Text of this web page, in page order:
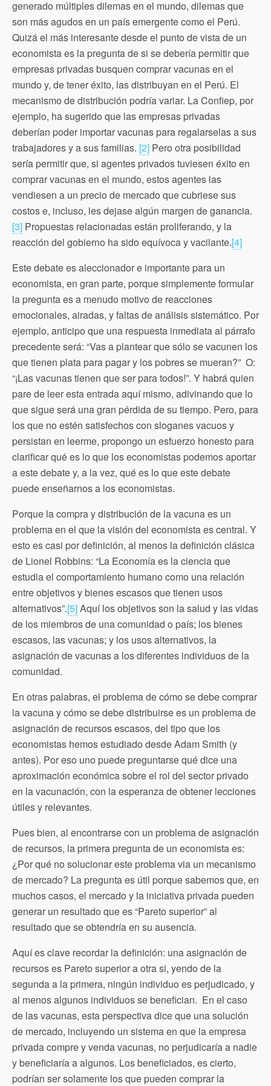
k
e
n
d
y
p
generado múltiples dilemas en el mundo, dilemas que
son más agudos en un país emergente como el Perú.
Quizá el más interesante desde el punto de vista de un
economista es la pregunta de si se debería permitir que
empresas privadas busquen comprar vacunas en el
mundo y, de tener éxito, las distribuyan en el Perú. El
mecanismo de distribución podría variar. La Confiep, por
ejemplo, ha sugerido que las empresas privadas
deberían poder importar vacunas para regalarselas a sus
trabajadores y a sus familias. [2] Pero otra posibilidad
sería permitir que, si agentes privados tuviesen éxito en
comprar vacunas en el mundo, estos agentes las
vendiesen a un precio de mercado que cubriese sus
costos e, incluso, les dejase algún margen de ganancia.
[3] Propuestas relacionadas están proliferando, y la
reacción del gobierno ha sido equívoca y vacilante.[4]
Este debate es aleccionador e importante para un
economista, en gran parte, porque simplemente formular
la pregunta es a menudo motivo de reacciones
emocionales, airadas, y faltas de análisis sistemático. Por
ejemplo, anticipo que una respuesta inmediata al párrafo
precedente será: “Vas a plantear que sólo se vacunen los
que tienen plata para pagar y los pobres se mueran?” O:
“¡Las vacunas tienen que ser para todos!”. Y habrá quien
pare de leer esta entrada aquí mismo, adivinando que lo
que sigue será una gran pérdida de su tiempo. Pero, para
los que no estén satisfechos con sloganes vacuos y
persistan en leerme, propongo un esfuerzo honesto para
clarificar qué es lo que los economistas podemos aportar
a este debate y, a la vez, qué es lo que este debate
puede enseñarnos a los economistas.
Porque la compra y distribución de la vacuna es un
problema en el que la visión del economista es central. Y
esto es casi por definición, al menos la definición clásica
de Lionel Robbins: “La Economía es la ciencia que
estudia el comportamiento humano como una relación
entre objetivos y bienes escasos que tienen usos
alternativos”.[5]Aquí los objetivos son la salud y las vidas
de los miembros de una comunidad o país; los bienes
escasos, las vacunas; y los usos alternativos, la
asignación de vacunas a los diferentes individuos de la
comunidad.
En otras palabras, el problema de cómo se debe comprar
la vacuna y cómo se debe distribuirse es un problema de
asignación de recursos escasos, del tipo que los
economistas hemos estudiado desde Adam Smith (y
antes). Por eso uno puede preguntarse qué dice una
aproximación económica sobre el rol del sector privado
en la vacunación, con la esperanza de obtener lecciones
útiles y relevantes.
Pues bien, al encontrarse con un problema de asignación
de recursos, la primera pregunta de un economista es:
¿Por qué no solucionar este problema via un mecanismo
de mercado? La pregunta es útil porque sabemos que, en
muchos casos, el mercado y la iniciativa privada pueden
generar un resultado que es “Pareto superior” al
resultado que se obtendría en su ausencia.
Aquí es clave recordar la definición: una asignación de
recursos es Pareto superior a otra si, yendo de la
segunda a la primera, ningún individuo es perjudicado, y
al menos algunos individuos se benefician. En el caso
de las vacunas, esta perspectiva dice que una solución
de mercado, incluyendo un sistema en que la empresa
privada compre y venda vacunas, no perjudicaría a nadie
y beneficiaría a algunos. Los beneficiados, es cierto,
podrían ser solamente los que pueden comprar la